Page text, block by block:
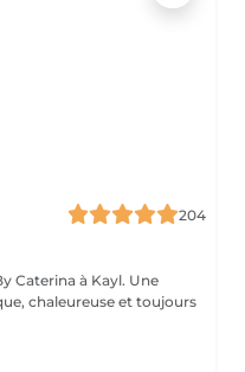
204
Caterina à Kayl. Une
chaleureuse et toujours